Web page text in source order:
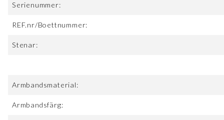
Serienummer:
REF.nr/Boettnummer:
Stenar:
Armbandsmaterial:
Armbandsfärg: